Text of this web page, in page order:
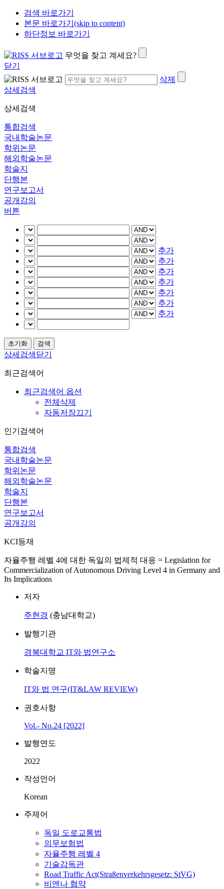
검색 바로가기
본문 바로가기(skip to content)
하단정보 바로가기
무엇을 찾고 계세요?
닫기
삭제
상세검색
상세검색
통합검색
국내학술논문
학위논문
해외학술논문
학술지
단행본
연구보고서
공개강의
버튼
추가
추가
추가
추가
추가
추가
추가
상세검색닫기
최근검색어
최근검색어 옵션
전체삭제
자동저장끄기
인기검색어
통합검색
국내학술논문
학위논문
해외학술논문
학술지
단행본
연구보고서
공개강의
KCI등재
자율주행 레벨 4에 대한 독일의 법제적 대응 = Legislation for
Commercialization of Autonomous Driving Level 4 in Germany and
Its Implications
저자
주현경 (충남대학교)
발행기관
경북대학교 IT와 법연구소
학술지명
IT와 법 연구(IT&LAW REVIEW)
권호사항
Vol.- No.24 [2022]
발행연도
2022
작성언어
Korean
주제어
독일 도로교통법
의무보험법
자율주행 레벨 4
기술감독관
Road Traffic Act(Straßenverkehrsgesetz: StVG)
비엔나 협약